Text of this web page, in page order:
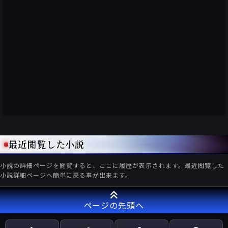
最近閲覧した小説
小説の詳細ページを閲覧すると、ここに履歴が表示されます。最近閲覧した
小説詳細ページへ簡単に戻る事が出来ます。
ページの先頭へ